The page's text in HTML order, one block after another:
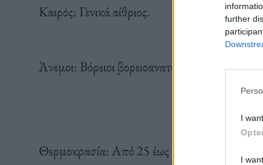
further
I
I
Καιρός: Γενικά αίθριος.
Άνεμοι: Βόρειοι βορειοανατολικοί 5 με 6
Θερμοκρασία: Από 25 έως 35 βαθμούς